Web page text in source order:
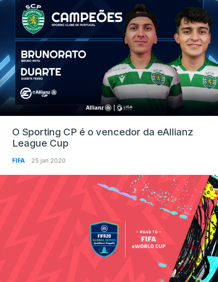
O Sporting CP é o vencedor da eAllianz
League Cup
FIFA 25 jan 2020